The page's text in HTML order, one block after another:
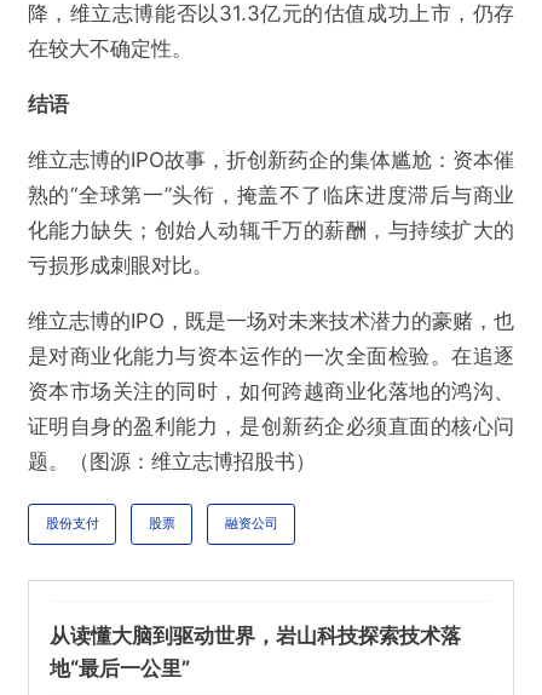
降，维立志博能否以31.3亿元的估值成功上市，仍存
在较大不确定性。
结语
维立志博的IPO故事，折创新药企的集体尴尬：资本催
熟的“全球第一”头衔，掩盖不了临床进度滞后与商业
化能力缺失；创始人动辄千万的薪酬，与持续扩大的
亏损形成刺眼对比。
维立志博的IPO，既是一场对未来技术潜力的豪赌，也
是对商业化能力与资本运作的一次全面检验。在追逐
资本市场关注的同时，如何跨越商业化落地的鸿沟、
证明自身的盈利能力，是创新药企必须直面的核心问
题。（图源：维立志博招股书）
股份支付 股票 融资公司
从读懂大脑到驱动世界，岩山科技探索技术落
地“最后一公里”